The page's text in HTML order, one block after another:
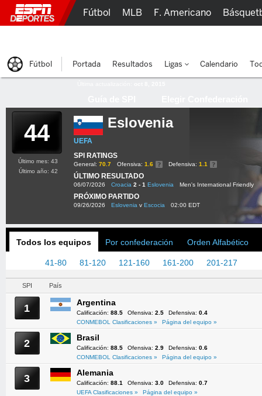
44 Eslovenia
UEFA
SPI RATINGS
General: 70.7 Ofensiva: 1.6 Defensiva: 1.1
ÚLTIMO RESULTADO
06/07/2026 Croacia 2 - 1 Eslovenia Men's International Friendly
PRÓXIMO PARTIDO
09/26/2026 Eslovenia v Escocia 02:00 EDT
Último mes: 43
Último año: 42
Todos los equipos Por confederación Orden Alfabético
41-80 81-120 121-160 161-200 201-217
SPI País
1 Argentina
Calificación: 88.5 Ofensiva: 2.5 Defensiva: 0.4
CONMEBOL Clasificaciones »
Página del equipo »
2 Brasil
Calificación: 88.5 Ofensiva: 2.9 Defensiva: 0.6
CONMEBOL Clasificaciones »
Página del equipo »
3 Alemania
Calificación: 88.1 Ofensiva: 3.0 Defensiva: 0.7
UEFA Clasificaciones »
Página del equipo »
Fútbol MLB F. Americano
Fútbol Portada Resultados Ligas Calendario